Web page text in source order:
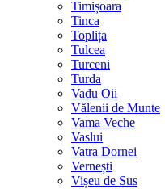
Timișoara
Tinca
Toplița
Tulcea
Turceni
Turda
Vadu Oii
Vălenii de Munte
Vama Veche
Vaslui
Vatra Dornei
Vernești
Vișeu de Sus